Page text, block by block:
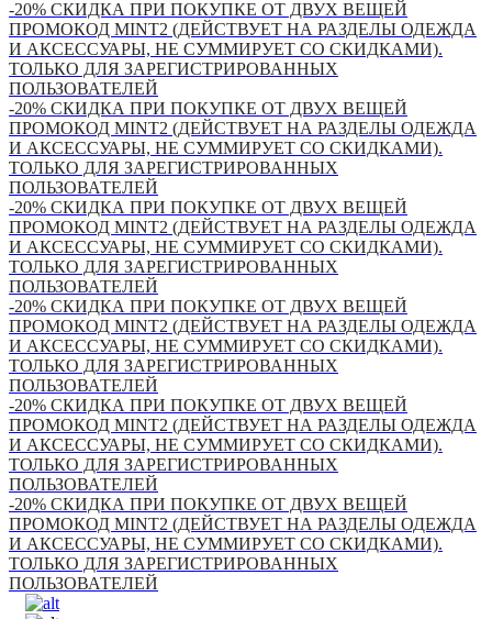
-20% СКИДКА ПРИ ПОКУПКЕ ОТ ДВУХ ВЕЩЕЙ
ПРОМОКОД MINT2 (ДЕЙСТВУЕТ НА РАЗДЕЛЫ ОДЕЖДА
И АКСЕССУАРЫ, НЕ СУММИРУЕТ СО СКИДКАМИ).
ТОЛЬКО ДЛЯ ЗАРЕГИСТРИРОВАННЫХ
ПОЛЬЗОВАТЕЛЕЙ
-20% СКИДКА ПРИ ПОКУПКЕ ОТ ДВУХ ВЕЩЕЙ
ПРОМОКОД MINT2 (ДЕЙСТВУЕТ НА РАЗДЕЛЫ ОДЕЖДА
И АКСЕССУАРЫ, НЕ СУММИРУЕТ СО СКИДКАМИ).
ТОЛЬКО ДЛЯ ЗАРЕГИСТРИРОВАННЫХ
ПОЛЬЗОВАТЕЛЕЙ
-20% СКИДКА ПРИ ПОКУПКЕ ОТ ДВУХ ВЕЩЕЙ
ПРОМОКОД MINT2 (ДЕЙСТВУЕТ НА РАЗДЕЛЫ ОДЕЖДА
И АКСЕССУАРЫ, НЕ СУММИРУЕТ СО СКИДКАМИ).
ТОЛЬКО ДЛЯ ЗАРЕГИСТРИРОВАННЫХ
ПОЛЬЗОВАТЕЛЕЙ
-20% СКИДКА ПРИ ПОКУПКЕ ОТ ДВУХ ВЕЩЕЙ
ПРОМОКОД MINT2 (ДЕЙСТВУЕТ НА РАЗДЕЛЫ ОДЕЖДА
И АКСЕССУАРЫ, НЕ СУММИРУЕТ СО СКИДКАМИ).
ТОЛЬКО ДЛЯ ЗАРЕГИСТРИРОВАННЫХ
ПОЛЬЗОВАТЕЛЕЙ
-20% СКИДКА ПРИ ПОКУПКЕ ОТ ДВУХ ВЕЩЕЙ
ПРОМОКОД MINT2 (ДЕЙСТВУЕТ НА РАЗДЕЛЫ ОДЕЖДА
И АКСЕССУАРЫ, НЕ СУММИРУЕТ СО СКИДКАМИ).
ТОЛЬКО ДЛЯ ЗАРЕГИСТРИРОВАННЫХ
ПОЛЬЗОВАТЕЛЕЙ
-20% СКИДКА ПРИ ПОКУПКЕ ОТ ДВУХ ВЕЩЕЙ
ПРОМОКОД MINT2 (ДЕЙСТВУЕТ НА РАЗДЕЛЫ ОДЕЖДА
И АКСЕССУАРЫ, НЕ СУММИРУЕТ СО СКИДКАМИ).
ТОЛЬКО ДЛЯ ЗАРЕГИСТРИРОВАННЫХ
ПОЛЬЗОВАТЕЛЕЙ